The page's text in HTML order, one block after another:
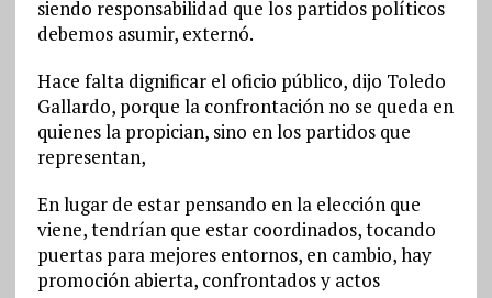
siendo responsabilidad que los partidos políticos
debemos asumir, externó.
Hace falta dignificar el oficio público, dijo Toledo
Gallardo, porque la confrontación no se queda en
quienes la propician, sino en los partidos que
representan,
En lugar de estar pensando en la elección que
viene, tendrían que estar coordinados, tocando
puertas para mejores entornos, en cambio, hay
promoción abierta, confrontados y actos